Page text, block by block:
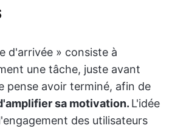
d'arrivée » consiste à
une tâche, juste avant
pense avoir terminé, afin de
sa motivation. L'idée
des utilisateurs